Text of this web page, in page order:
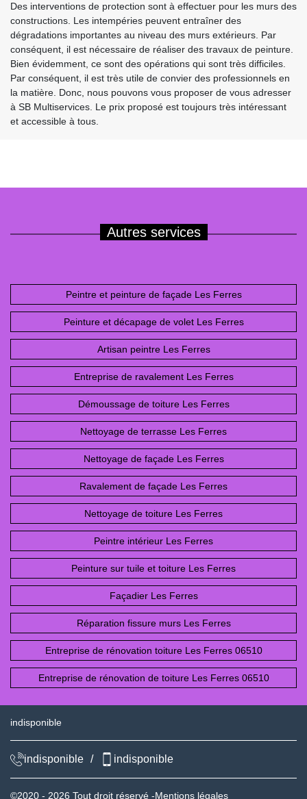
Des interventions de protection sont à effectuer pour les murs des
constructions. Les intempéries peuvent entraîner des
dégradations importantes au niveau des murs extérieurs. Par
conséquent, il est nécessaire de réaliser des travaux de peinture.
Bien évidemment, ce sont des opérations qui sont très difficiles.
Par conséquent, il est très utile de convier des professionnels en
la matière. Donc, nous pouvons vous proposer de vous adresser
à SB Multiservices. Le prix proposé est toujours très intéressant
et accessible à tous.
Autres services
Peintre et peinture de façade Les Ferres
Peinture et décapage de volet Les Ferres
Artisan peintre Les Ferres
Entreprise de ravalement Les Ferres
Démoussage de toiture Les Ferres
Nettoyage de terrasse Les Ferres
Nettoyage de façade Les Ferres
Ravalement de façade Les Ferres
Nettoyage de toiture Les Ferres
Peintre intérieur Les Ferres
Peinture sur tuile et toiture Les Ferres
Façadier Les Ferres
Réparation fissure murs Les Ferres
Entreprise de rénovation toiture Les Ferres 06510
Entreprise de rénovation de toiture Les Ferres 06510
indisponible
indisponible / indisponible
©2020 - 2026 Tout droit réservé -Mentions légales